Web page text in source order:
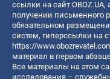
ссылки на сайт
получении письменного
обязательном
систем, гиперссылки на
https://
материал в первом
Все материалы на этом
исследования –